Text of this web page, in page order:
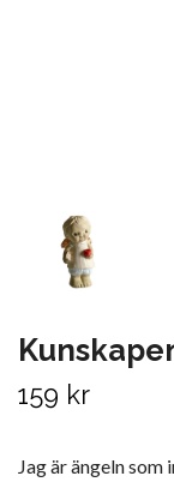
159 kr
Jag är ängeln